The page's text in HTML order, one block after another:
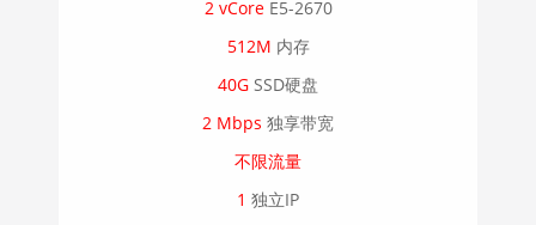
2 vCoreE5-2670
512M 内存
40G SSD硬盘
2 Mbps 独享带宽
不限流量
1 独立IP